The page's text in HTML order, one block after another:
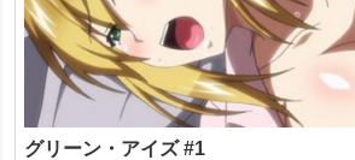
グリーン・アイズ #1